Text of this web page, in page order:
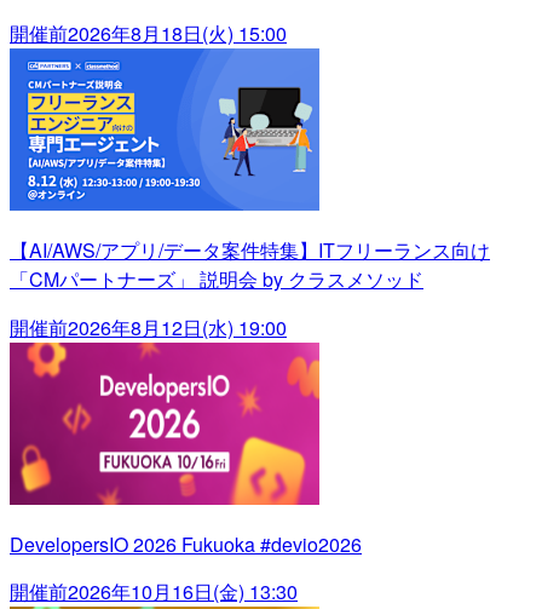
開催前2026年8月18日(火) 15:00
【AI/AWS/アプリ/データ案件特集】ITフリーランス向け
「CMパートナーズ」 説明会 by クラスメソッド
開催前2026年8月12日(水) 19:00
DevelopersIO 2026 Fukuoka #devio2026
開催前2026年10月16日(金) 13:30